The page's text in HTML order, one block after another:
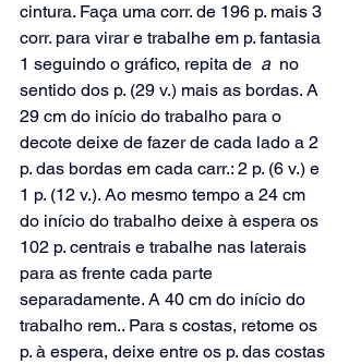
cintura. Faça uma corr. de 196 p. mais 3
corr. para virar e trabalhe em p. fantasia
1 seguindo o gráfico, repita de a no
sentido dos p. (29 v.) mais as bordas. A
29 cm do início do trabalho para o
decote deixe de fazer de cada lado a 2
p. das bordas em cada carr.: 2 p. (6 v.) e
1 p. (12 v.). Ao mesmo tempo a 24 cm
do início do trabalho deixe à espera os
102 p. centrais e trabalhe nas laterais
para as frente cada parte
separadamente. A 40 cm do início do
trabalho rem.. Para s costas, retome os
p. à espera, deixe entre os p. das costas